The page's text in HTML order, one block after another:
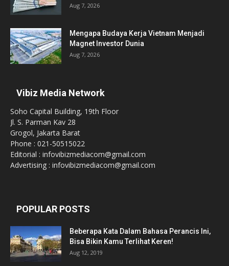
Aug 7, 2026
Mengapa Budaya Kerja Vietnam Menjadi
Magnet Investor Dunia
Aug 7, 2026
Vibiz Media Network
Soho Capital Building, 19th Floor
Jl. S. Parman Kav 28
Grogol, Jakarta Barat
Phone : 021-50515022
Editorial : infovibizmediacom@gmail.com
Advertising : infovibizmediacom@gmail.com
POPULAR POSTS
Beberapa Kata Dalam Bahasa Perancis Ini,
Bisa Bikin Kamu Terlihat Keren!
Aug 12, 2019